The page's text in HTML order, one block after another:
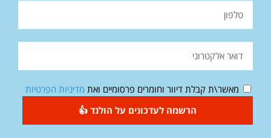
מאשר\ת קבלת דיוור וחומרים פרסומיים ואת מדיניות הפרטיות
הרשמה לעדכונים על הולנד 👍